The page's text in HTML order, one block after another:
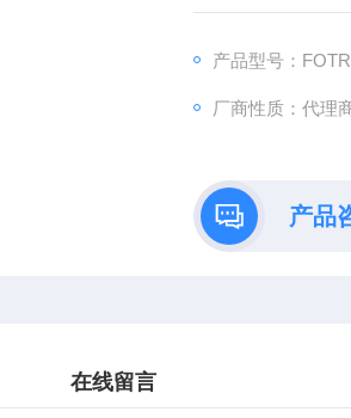
产品型号：
厂商性质：代理
产品
在线留言